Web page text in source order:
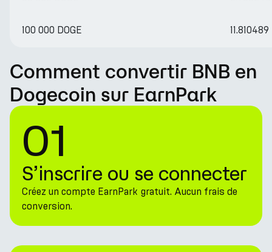
100 000 DOGE
Comment convertir BNB en
Dogecoin sur EarnPark
01
S’inscrire ou se connecter
Créez un compte EarnPark gratuit. Aucun frais de
conversion.